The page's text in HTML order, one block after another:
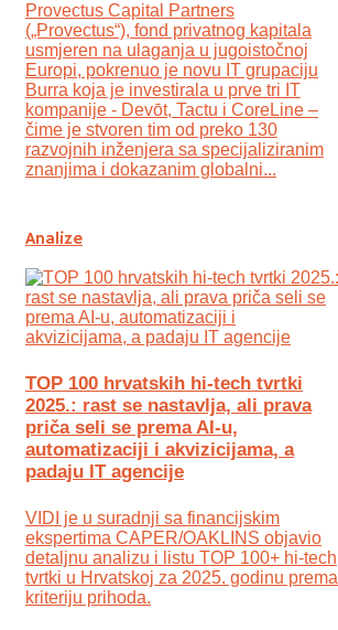
Provectus Capital Partners
(„Provectus“), fond privatnog kapitala
usmjeren na ulaganja u jugoistočnoj
Europi, pokrenuo je novu IT grupaciju
Burra koja je investirala u prve tri IT
kompanije - Devōt, Tactu i CoreLine –
čime je stvoren tim od preko 130
razvojnih inženjera sa specijaliziranim
znanjima i dokazanim globalni...
Analize
TOP 100 hrvatskih hi-tech tvrtki
2025.: rast se nastavlja, ali prava
priča seli se prema AI-u,
automatizaciji i akvizicijama, a
padaju IT agencije
VIDI je u suradnji sa financijskim
ekspertima CAPER/OAKLINS objavio
detaljnu analizu i listu TOP 100+ hi-tech
tvrtki u Hrvatskoj za 2025. godinu prema
kriteriju prihoda.